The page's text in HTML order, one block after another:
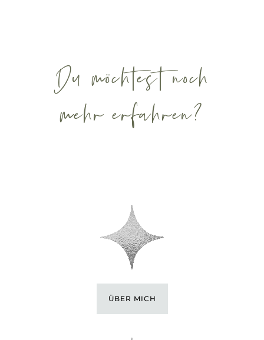
Du möchtest noch
mehr erfahren?
ÜBER MICH